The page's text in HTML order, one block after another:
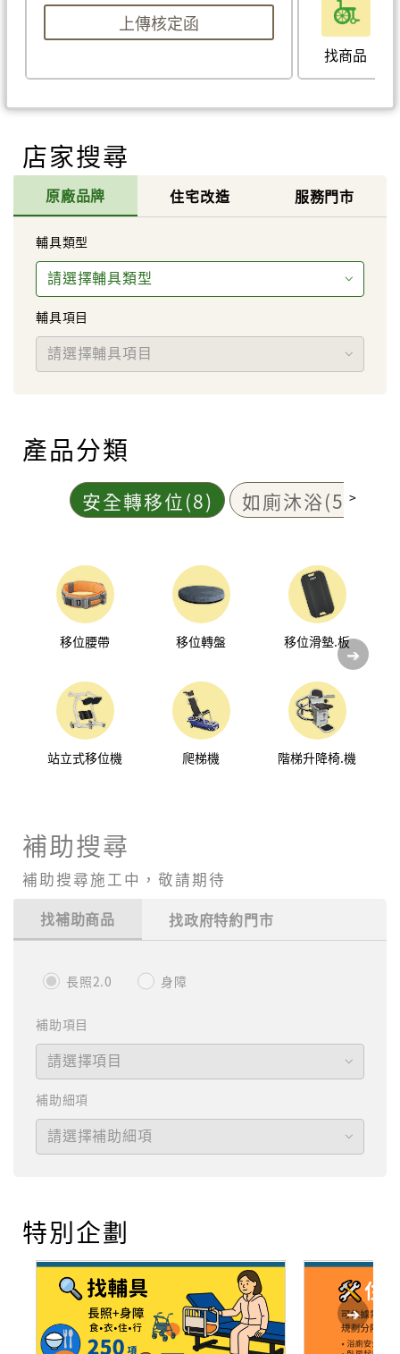
上傳核定函
找商品
店家搜尋
原廠品牌 住宅改造 服務門市
輔具類型
請選擇輔具類型
輔具項目
請選擇輔具項目
產品分類
安全轉移位(8) 如廁沐浴(5)
移位腰帶 移位轉盤 移位滑墊.板
站立式移位機 爬梯機 階梯升降椅.機
補助搜尋
補助搜尋施工中，敬請期待
找補助商品
找政府特約門市
長照2.0 身障
補助項目
請選擇項目
補助細項
請選擇補助細項
特別企劃